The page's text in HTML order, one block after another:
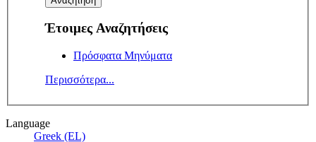
Έτοιμες Αναζητήσεις
Πρόσφατα Μηνύματα
Περισσότερα...
Language
Greek (EL)